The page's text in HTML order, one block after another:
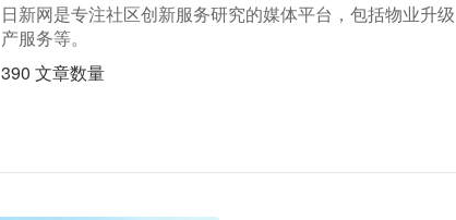
日新网是专注社区创新服务研究的媒体平台，包括物业升
产服务等。
390 文章数量